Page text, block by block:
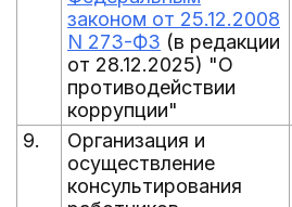
законом от 25.12.2008
N 273-ФЗ (в редакции
от 28.12.2025) "О
противодействии
коррупции"
9.
Организация и
осуществление
консультирования